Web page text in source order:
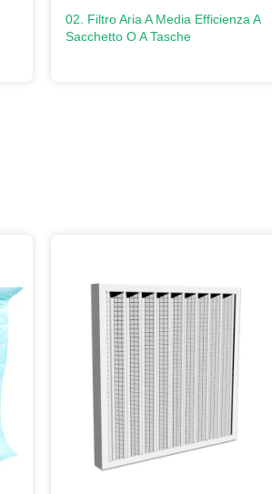
02. Filtro Aria A Media Efficienza A
Sacchetto O A Tasche